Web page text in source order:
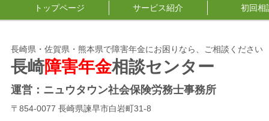
トップページ サービス紹介 初回相
長崎県・佐賀県・熊本県で障害年金にお困りなら、ご相談ください
長崎障害年金相談センター
運営：ニュウタウン社会保険労務士事務所
〒854-0077 長崎県諫早市白岩町31-8